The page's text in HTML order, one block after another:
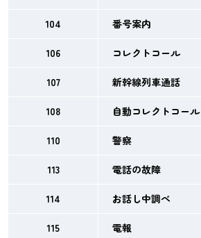
104 番号案内
106 コレクトコール
107 新幹線列車通話
108 自動コレクトコール
110 警察
113 電話の故障
114 お話し中調べ
115 電報